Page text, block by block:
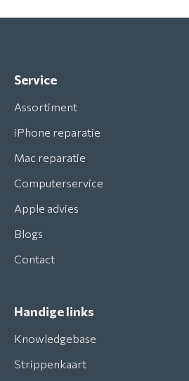
Service
Assortiment
iPhone reparatie
Mac reparatie
Computerservice
Apple advies
Blogs
Contact
Handige links
Knowledgebase
Strippenkaart